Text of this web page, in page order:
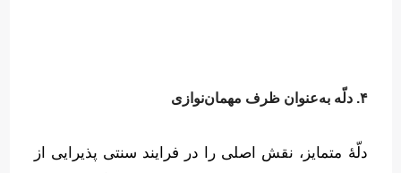
۴. دلّه به‌عنوان ظرف مهمان‌نوازی
دلّهٔ متمایز، نقش اصلی را در فرایند سنتی پذیرایی از